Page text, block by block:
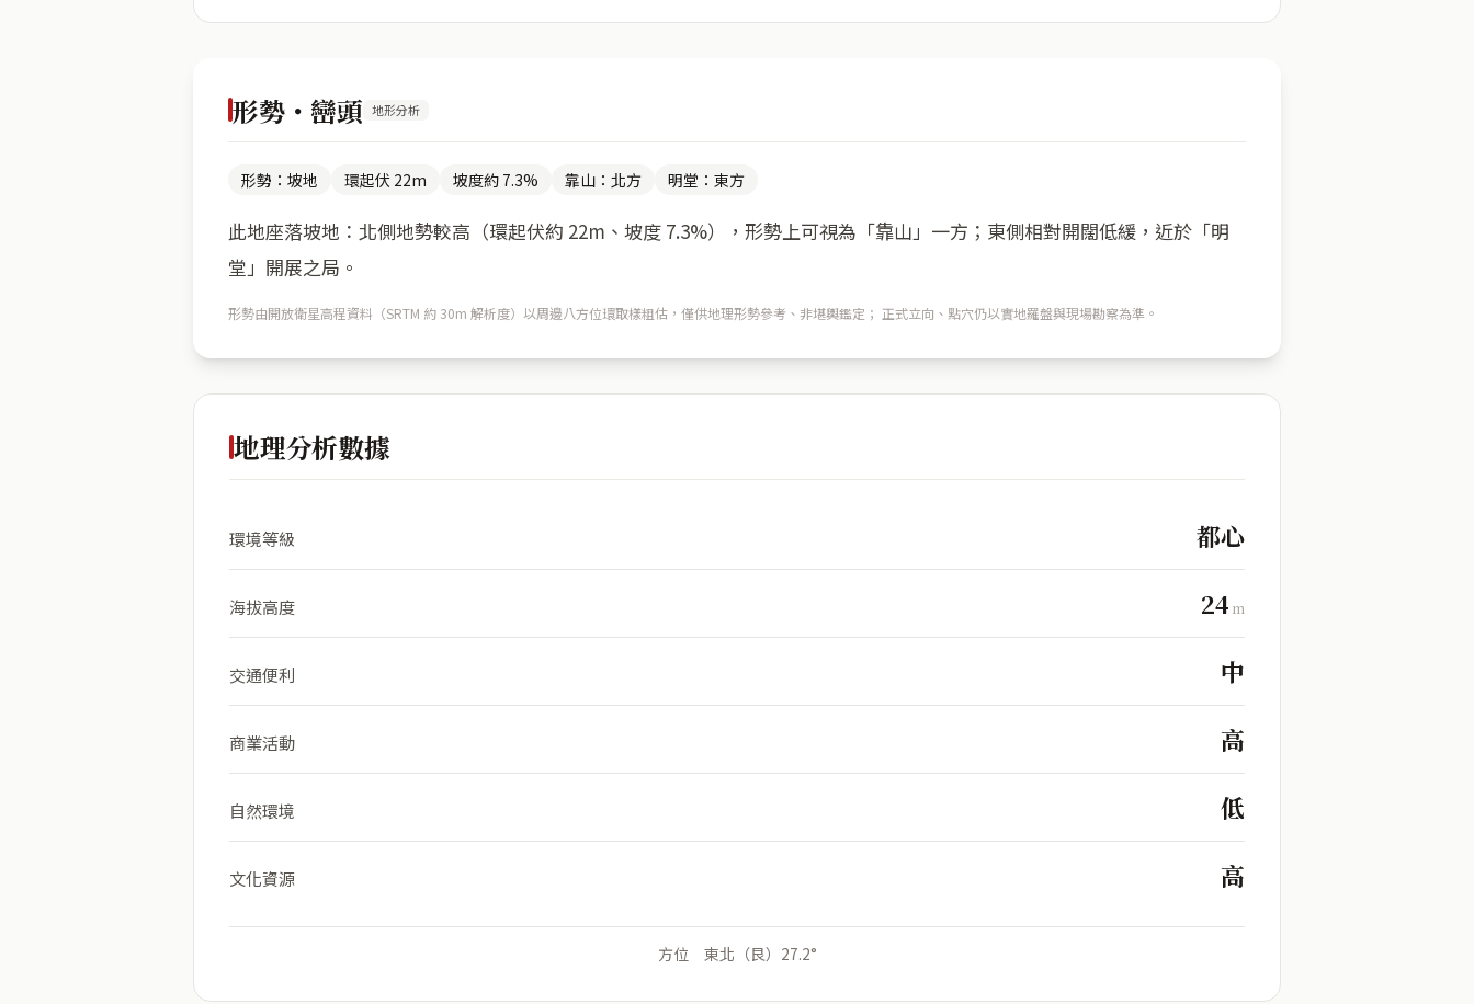
形勢・巒頭 地形分析
形勢：坡地 環起伏 22m 坡度約 7.3% 靠山：北方 明堂：東方
此地座落坡地：北側地勢較高（環起伏約 22m、坡度 7.3%），形勢上可視為「靠山」一方；東側相對開闊低緩，近於「明
堂」開展之局。
形勢由開放衛星高程資料（SRTM 約 30m 解析度）以周邊八方位環取樣粗估，僅供地理形勢參考、非堪輿鑑定； 正式立向、點穴仍以實地羅盤與現場勘察為準。
地理分析數據
環境等級 都心
海拔高度 24 m
交通便利 中
商業活動 高
自然環境 低
文化資源 高
方位 東北（艮）27.2°